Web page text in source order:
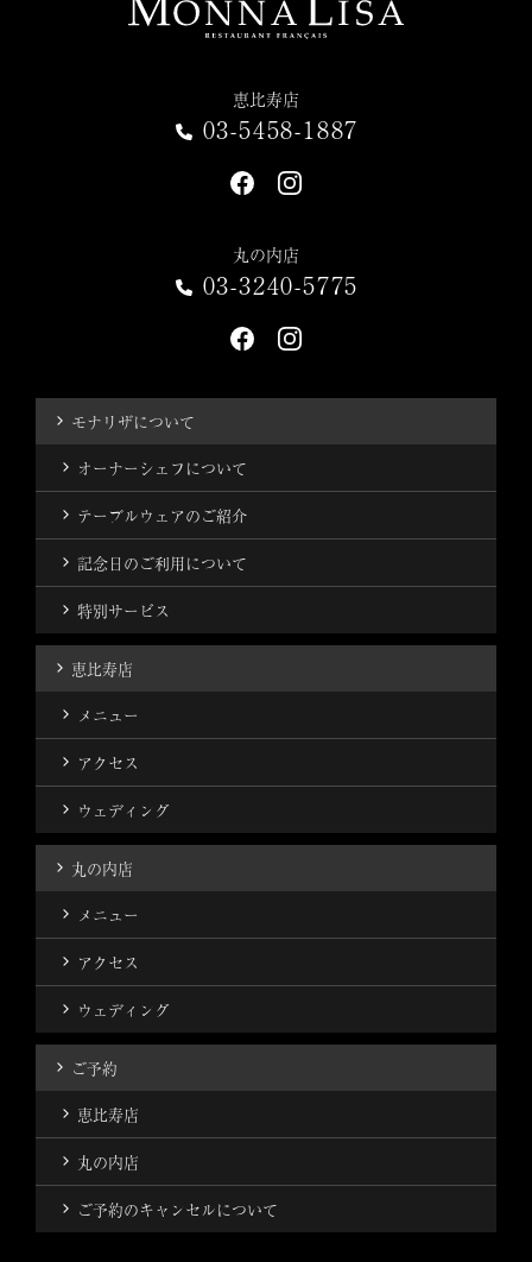
恵比寿店
03-5458-1887
丸の内店
03-3240-5775
モナリザについて
オーナーシェフについて
テーブルウェアのご紹介
記念日のご利用について
特別サービス
恵比寿店
メニュー
アクセス
ウェディング
丸の内店
メニュー
アクセス
ウェディング
ご予約
恵比寿店
丸の内店
ご予約のキャンセルについて